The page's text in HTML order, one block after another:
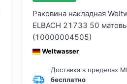
Раковина накладная
ELBACH 21733 50
(10000004505)
Weltwasser
Доставка в пределах
бесплатно